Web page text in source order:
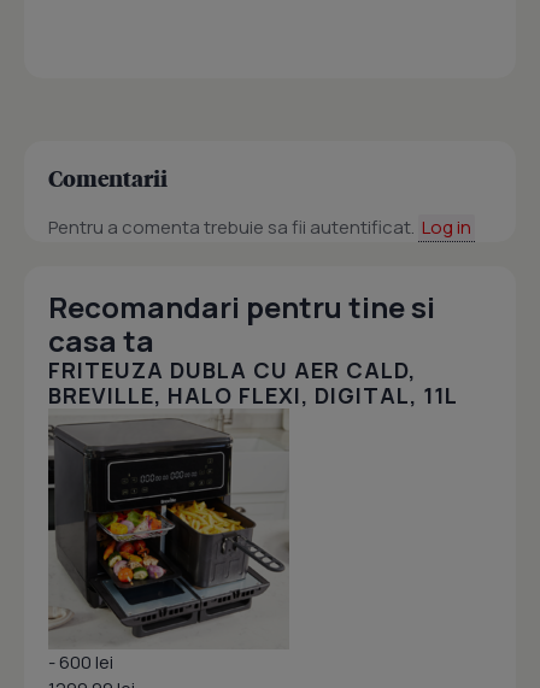
Comentarii
Pentru a comenta trebuie sa fii autentificat. Log in
Recomandari pentru tine si
casa ta
FRITEUZA DUBLA CU AER CALD,
BREVILLE, HALO FLEXI, DIGITAL, 11L
- 600 lei